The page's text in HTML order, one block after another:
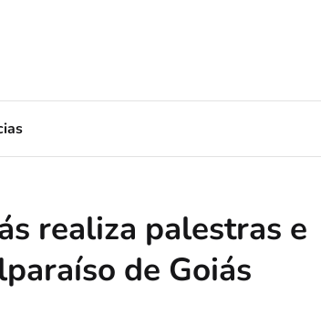
realiza palestras e
de Goiás